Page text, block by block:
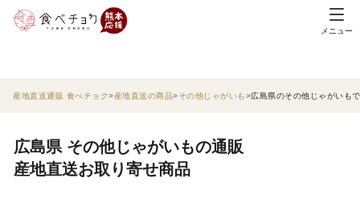
メニュー
産地直送通販 食べチョク 産地直送の商品 その他じゃがいも 広島県のその他じゃがいも
広島県 その他じゃがいもの通販
産地直送お取り寄せ商品